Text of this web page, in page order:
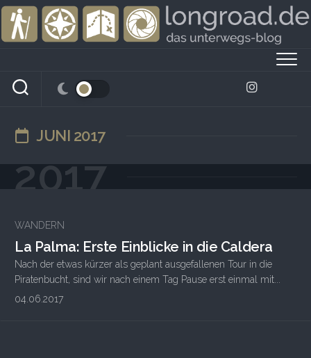
Skip
content
JUNI 2017
2017
WANDERN
La Palma: Erste Einblicke in die Caldera
Nach der etwas kürzer als geplant ausgefallenen Tour in die
Piratenbucht, sind wir nach einem Tag Pause erst einmal mit...
04.06.2017